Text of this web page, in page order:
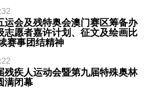
运会及残特奥会澳门赛区筹备办
志愿者嘉许计划、征文及绘画比
赛事团结精神
残疾人运动会暨第九届特殊奥林
满闭幕